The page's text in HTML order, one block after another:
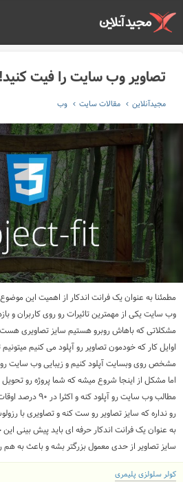
تصاویر وب سایت را فیت کنید!
مجیدآنلاین مقالات سایت وب
مطمئنا به عنوان یک فرانت اندکار از اهمیت این
وب سایت یکی از مهمترین تاثیرات رو روی کاربران و
مشکلاتی که باهاش روبرو هستیم سایز تصاویری
اوایل کار که خودمون تصاویر رو آپلود می کنیم
مشخص روی وبسایت آپلود کنیم و زیبایی وب سایت
اما مشکل از اینجا شروع میشه که شما پروژه رو
مطالب وب سایت رو
رو نداره که سایز تصاویر رو ست کنه و تصاویری با
به عنوان یک فرانت اندکار حرفه ای باید پیش بینی
سایز تصاویر از حدی معمول بزرگتر بشه و باعث به
کولر سلولزی پلیمری